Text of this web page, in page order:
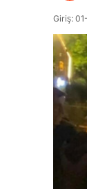
Giriş: